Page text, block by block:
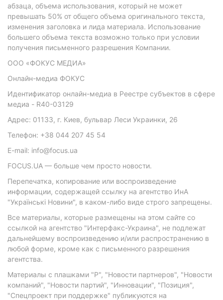
абзаца, объема использования, который не может
превышать 50% от общего объема оригинального текста,
изменения заголовка и лида материала. Использование
большего объема текста возможно только при условии
получения письменного разрешения Компании.
ООО «ФОКУС МЕДИА»
Онлайн-медиа ФОКУС
Идентификатор онлайн-медиа в Реестре субъектов в сфере
медиа - R40-03129
Адрес: 01133, г. Киев, бульвар Леси Украинки, 26
Телефон: +38 044 207 45 54
E-mail: info@focus.ua
FOCUS.UA — больше чем просто новости.
Перепечатка, копирование или воспроизведение
информации, содержащей ссылку на агентство ИнА
"Українські Новини", в каком-либо виде строго запрещены.
Все материалы, которые размещены на этом сайте со
ссылкой на агентство "Интерфакс-Украина", не подлежат
дальнейшему воспроизведению и/или распространению в
любой форме, кроме как с письменного разрешения
агентства.
Материалы с плашками "Р", "Новости партнеров", "Новости
компаний", "Новости партий", "Инновации", "Позиция",
"Спецпроект при поддержке" публикуются на